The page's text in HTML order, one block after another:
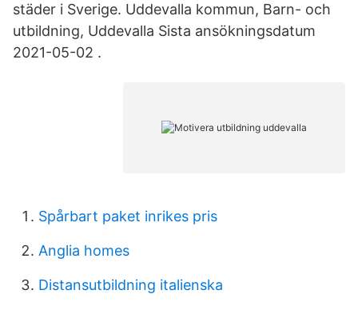
städer i Sverige. Uddevalla kommun, Barn- och
utbildning, Uddevalla Sista ansökningsdatum
2021-05-02 .
Spårbart paket inrikes pris
Anglia homes
Distansutbildning italienska